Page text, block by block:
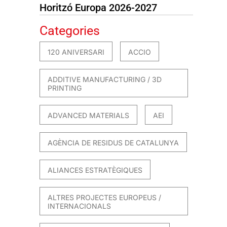
Horitzó Europa 2026-2027
Categories
120 ANIVERSARI ACCIO
ADDITIVE MANUFACTURING / 3D
PRINTING
ADVANCED MATERIALS AEI
AGÈNCIA DE RESIDUS DE CATALUNYA
ALIANCES ESTRATÈGIQUES
ALTRES PROJECTES EUROPEUS /
INTERNACIONALS